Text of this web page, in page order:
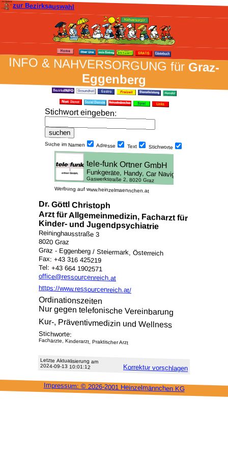
zur Bezirksauswahl
INFO & NAH­VER­SORG­UNG fürGraz-
Eggenberg
Stich­wort ein­geben:
Suche im Namen Adresse Text Stich­worte
Werbung auf www.heinzelmaennchen.at
Dr. Göttl Christoph
Arzt für Allgemeinmedizin, Facharzt für
Kinder- und Jugendpsychiatrie
Reininghausstraße 3
8020 Graz
Graz - Eggenberg / Steiermark, Österreich
Fax: +43 316 425219
Tel: +43 664 1902571
office@ressourcenreich.at
https://www.ressourcenreich.at/
Ordinationszeiten
Nur gegen telefonische Vereinbarung
Kur-, Präventivmedizin und Wellness
Stichworte:
Fachärzte, Kinderarzt, Praktischer Arzt
Letzte Aktu­alisie­rung am
2024-09-13 10:01:12 Korrektur vor­schlagen
Impressum: © 2026-2001 Heinzel­männchen KG